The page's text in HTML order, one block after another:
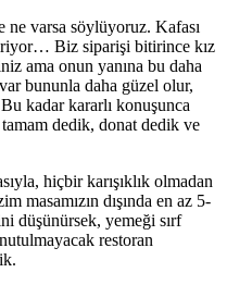
ne varsa söylüyoruz. Kafası
Biz siparişi bitirince kız
ama onun yanına bu daha
bununla daha güzel olur,
kadar kararlı konuşunca
dedik, donat dedik ve
hiçbir karışıklık olmadan
masamızın dışında en az 5-
düşünürsek, yemeği sırf
restoran